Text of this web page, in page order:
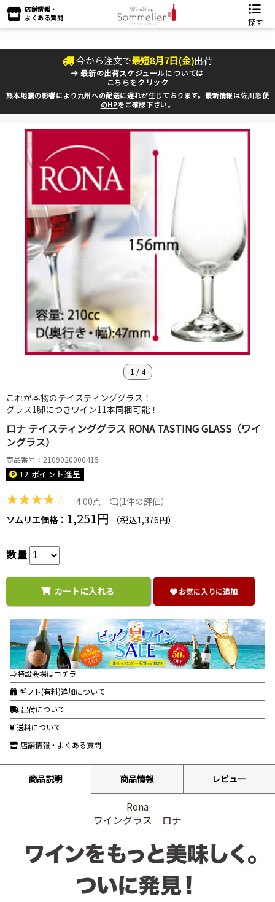
店舗情報・
よくある質問
探す
今から注文で最短8月7日(金)出荷
最新の出荷スケジュールについては
こちらをクリック
熊本地震の影響により九州への配送に遅れが生じております。最新情報は佐川急便
のHPをご確認下さい。
1 /4
これが本物のテイスティンググラス！
グラス1脚につきワイン11本同梱可能！
ロナ テイスティンググラス RONA TASTING GLASS（ワイ
ングラス）
商品番号：2109020000415
12 ポイント進呈
★★★★☆ 4.00点 (1件の評価）
ソムリエ価格： 1,251円 （税込1,376円）
数量
カートに入れる お気に入りに追加
⇒特設会場はコチラ
ギフト(有料)追加について
出荷について
送料について
店舗情報・よくある質問
商品説明 商品情報 レビュー
Rona
ワイングラス ロナ